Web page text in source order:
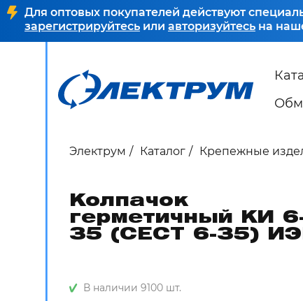
Для оптовых покупателей действуют
зарегистрируйтесь или авторизуйтесь на
Электрум Каталог Крепежные
Колпачок
герметичный КИ
35 (CECT 6-35)
В наличии 9100 шт.